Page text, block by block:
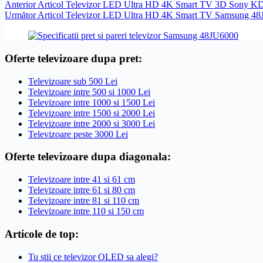
AnteriorArticol Televizor LED Ultra HD 4K Smart TV 3D Sony
UrmătorArticol Televizor LED Ultra HD 4K Smart TV Samsung
Oferte televizoare dupa pret:
Televizoare sub 500 Lei
Televizoare intre 500 si 1000 Lei
Televizoare intre 1000 si 1500 Lei
Televizoare intre 1500 si 2000 Lei
Televizoare intre 2000 si 3000 Lei
Televizoare peste 3000 Lei
Oferte televizoare dupa diagonala:
Televizoare intre 41 si 61 cm
Televizoare intre 61 si 80 cm
Televizoare intre 81 si 110 cm
Televizoare intre 110 si 150 cm
Articole de top:
Tu stii ce televizor OLED sa alegi?